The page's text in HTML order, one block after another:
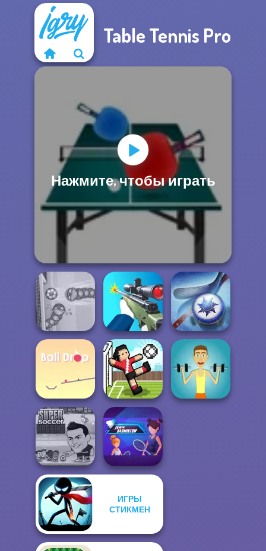
Table Tennis Pro
Нажмите, чтобы играть
Soccer Snakes Sniper Shooter 2 Air Hockey Cup
Ball Drop Soccer Random
Super Soccer
Noggins
Power
ИГРЫ
СТИКМЕН